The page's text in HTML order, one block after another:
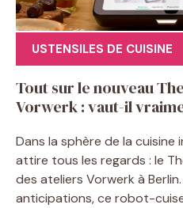
USTENSILES DE CUISINE
Tout sur le nouveau
Vorwerk : vaut-il
Dans la sphère de la
attire tous les regards : le
des ateliers Vorwerk à
anticipations, ce robot-